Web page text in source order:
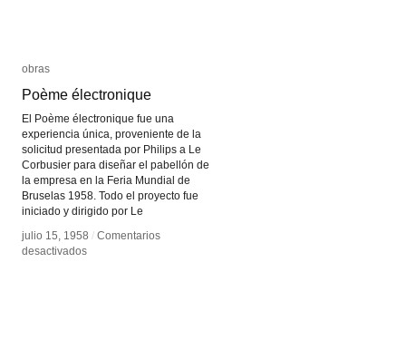
obras
Poème électronique
El Poème électronique fue una
experiencia única, proveniente de la
solicitud presentada por Philips a Le
Corbusier para diseñar el pabellón de
la empresa en la Feria Mundial de
Bruselas 1958. Todo el proyecto fue
iniciado y dirigido por Le
julio 15, 1958 / Comentarios
desactivadosen
obras
Poème électronique
julio 15, 1958 / Comentarios
desactivadosen